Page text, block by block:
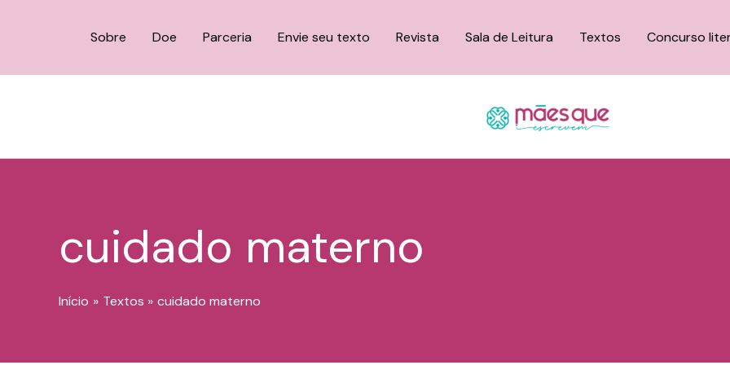
Sobre Doe Parceria Envie seu texto Revista Sala de Leitura Textos Concurso
cuidado materno
Início Textos cuidado materno